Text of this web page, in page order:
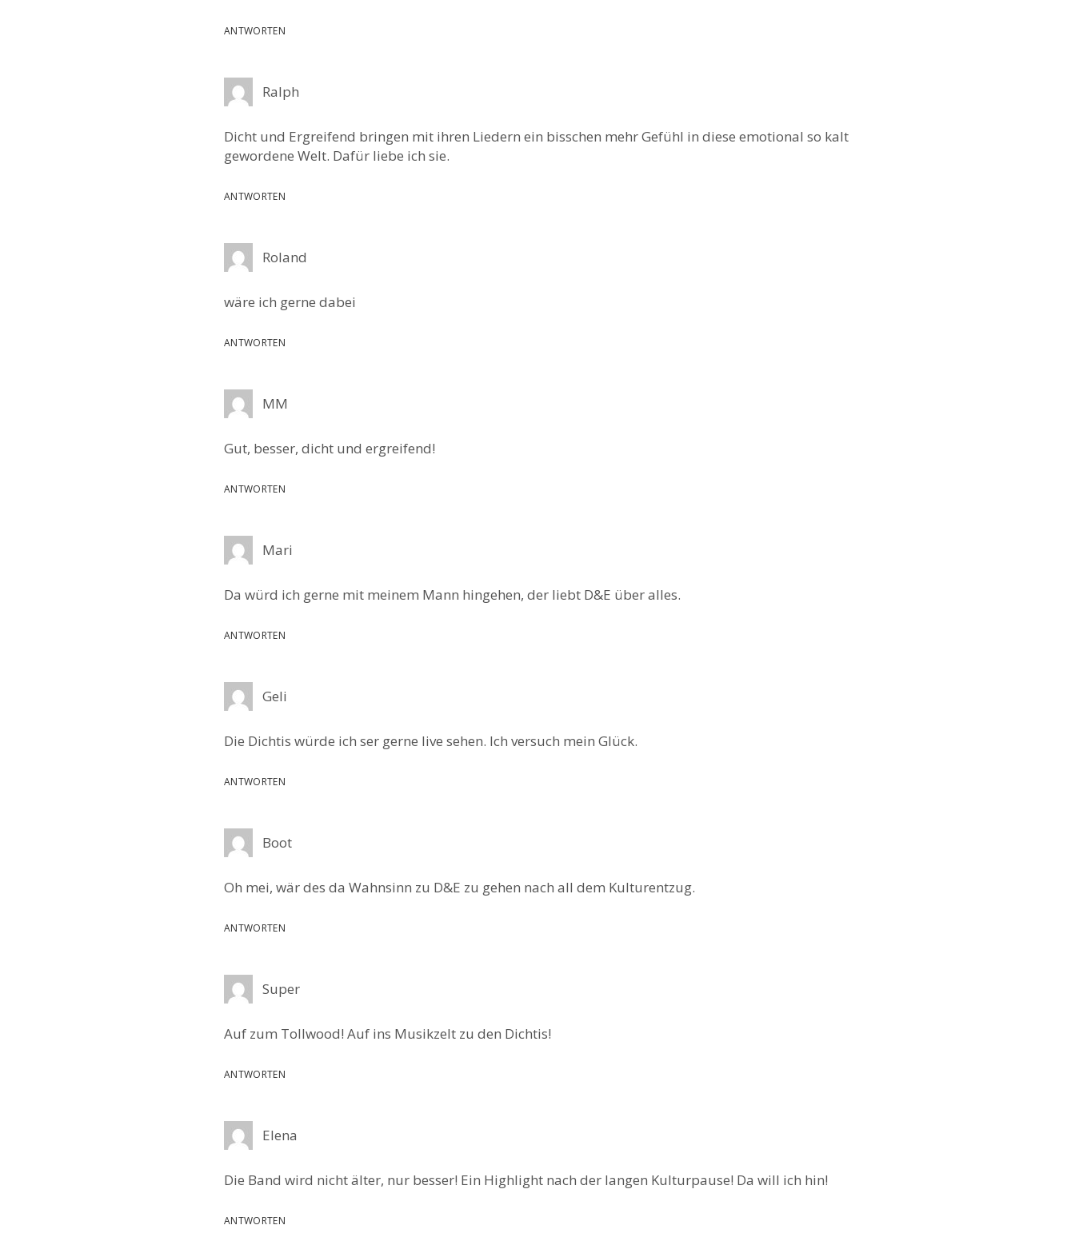
ANTWORTEN
Ralph
Dicht und Ergreifend bringen mit ihren Liedern ein bisschen mehr Gefühl in diese emotional so kalt
gewordene Welt. Dafür liebe ich sie.
ANTWORTEN
Roland
wäre ich gerne dabei
ANTWORTEN
MM
Gut, besser, dicht und ergreifend!
ANTWORTEN
Mari
Da würd ich gerne mit meinem Mann hingehen, der liebt D&E über alles.
ANTWORTEN
Geli
Die Dichtis würde ich ser gerne live sehen. Ich versuch mein Glück.
ANTWORTEN
Boot
Oh mei, wär des da Wahnsinn zu D&E zu gehen nach all dem Kulturentzug.
ANTWORTEN
Super
Auf zum Tollwood! Auf ins Musikzelt zu den Dichtis!
ANTWORTEN
Elena
Die Band wird nicht älter, nur besser! Ein Highlight nach der langen Kulturpause! Da will ich hin!
ANTWORTEN